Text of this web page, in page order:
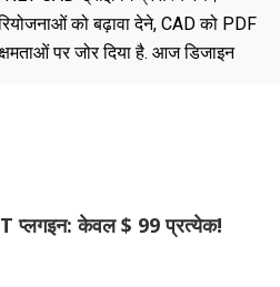
को बढ़ावा देने, CAD को PDF
पर जोर दिया है. आज डिजाइन
प्लगइन: केवल $ 99 प्रत्येक!